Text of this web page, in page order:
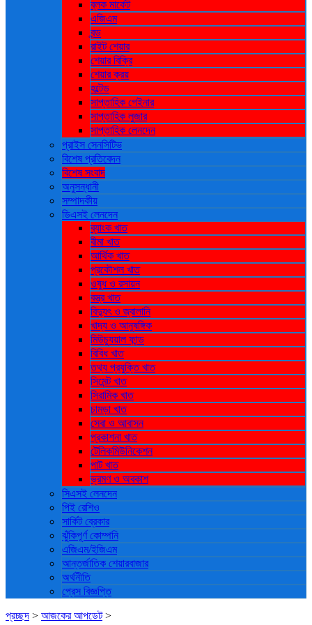
ব্লক মার্কেট
এজিএম
বন্ড
রাইট শেয়ার
শেয়ার বিক্রি
শেয়ার ক্রয়
হল্টেড
সাপ্তাহিক গেইনার
সাপ্তাহিক লুজার
সাপ্তাহিক লেনদেন
প্রাইস সেনসিটিভ
বিশেষ প্রতিবেদন
বিশেষ সংবাদ
অনুসন্ধানী
সম্পাদকীয়
ডিএসই লেনদেন
ব্যাংক খাত
বীমা খাত
আর্থিক খাত
প্রকৌশল খাত
ওষুধ ও রসায়ন
বস্ত্র খাত
বিদ্যুৎ ও জ্বালানি
খাদ্য ও আনুষঙ্গিক
মিউচ্যুয়াল ফান্ড
বিবিধ খাত
তথ্য প্রযুক্তি খাত
সিমেন্ট খাত
সিরামিক খাত
চামড়া খাত
সেবা ও আবাসন
প্রকাশনা খাত
টেলিকমিউনিকেশন
পাট খাত
ভ্রমণ ও ‍অবকাশ
সিএসই লেনদেন
পিই রেশিও
সার্কিট ব্রেকার
ঝুঁকিপূর্ণ কোম্পনি
এজিএম/ইজিএম
আন্তর্জাতিক শেয়ারবাজার
অর্থনীতি
প্রেস বিজ্ঞপ্তি
প্রচ্ছদ > আজকের আপডেট>